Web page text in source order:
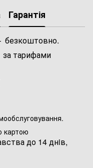
Гарантія
безкоштовно.
тарифами
картою
до 14 днiв,